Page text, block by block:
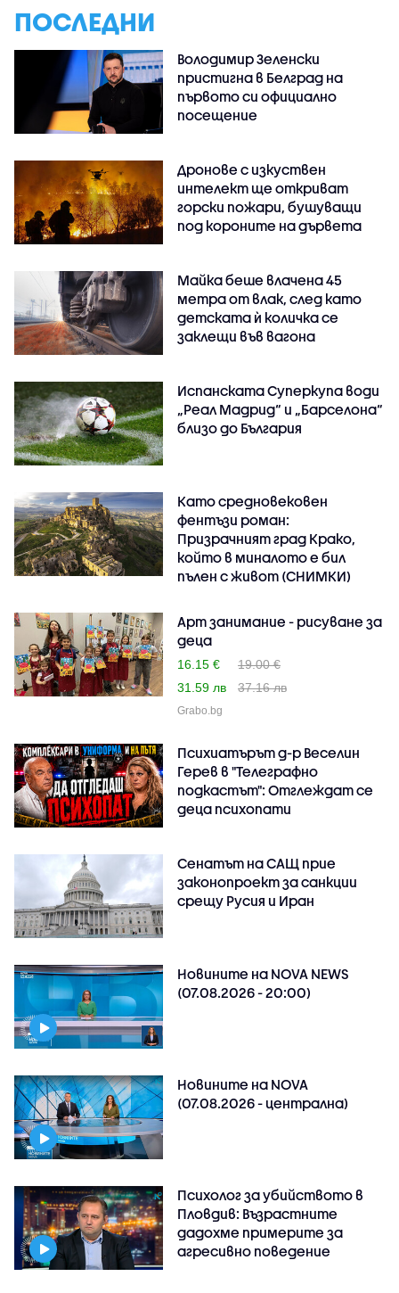
ПОСЛЕДНИ
Володимир Зеленски
пристигна в Белград на
първото си официално
посещение
Дронове с изкуствен
интелект ще откриват
горски пожари, бушуващи
под короните на дървета
Майка беше влачена 45
метра от влак, след като
детската ѝ количка се
заклещи във вагона
Испанската Суперкупа води
„Реал Мадрид“ и „Барселона“
близо до България
Като средновековен
фентъзи роман:
Призрачният град Крако,
който в миналото е бил
пълен с живот (СНИМКИ)
Арт занимание - рисуване за
деца
16.15 €
19.00 €
31.59 лв
37.16 лв
Grabo.bg
Психиатърът д-р Веселин
Герев в "Телеграфно
подкастът": Отглеждат се
деца психопати
Сенатът на САЩ прие
законопроект за санкции
срещу Русия и Иран
Новините на NOVA NEWS
(07.08.2026 - 20:00)
Новините на NOVA
(07.08.2026 - централна)
Психолог за убийството в
Пловдив: Възрастните
дадохме примерите за
агресивно поведение